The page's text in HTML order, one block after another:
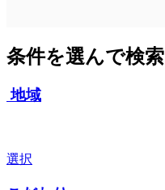
条件を選んで検索
地域
選択